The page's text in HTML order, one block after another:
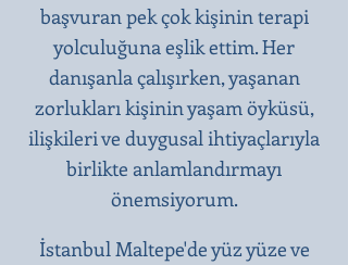
başvuran pek çok kişinin terapi
yolculuğuna eşlik ettim. Her
danışanla çalışırken, yaşanan
zorlukları kişinin yaşam öyküsü,
ilişkileri ve duygusal ihtiyaçlarıyla
birlikte anlamlandırmayı
önemsiyorum.
İstanbul Maltepe'de yüz yüze ve